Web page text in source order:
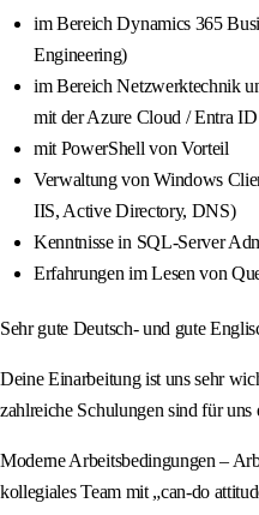
im Bereich Dynamics 365
Engineering)
im Bereich Netzwerktechnik
mit der Azure Cloud / Entra
mit PowerShell von Vorteil
Verwaltung von Windows
IIS, Active Directory, DNS)
Kenntnisse in SQL-Server
Erfahrungen im Lesen von
Sehr gute Deutsch- und gute
Deine Einarbeitung ist uns sehr
zahlreiche Schulungen sind für uns
Moderne Arbeitsbedingungen –
kollegiales Team mit „can-do